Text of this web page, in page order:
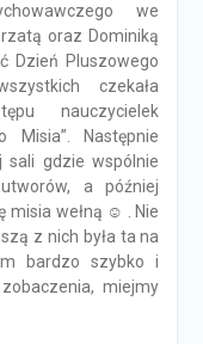
we
oraz Dominiką
Dzień Pluszowego
czekała
nauczycielek
Misia”. Następnie
sali gdzie wspólnie
a później
misia wełną ☺️ . Nie
z nich była ta na
bardzo szybko i
miejmy